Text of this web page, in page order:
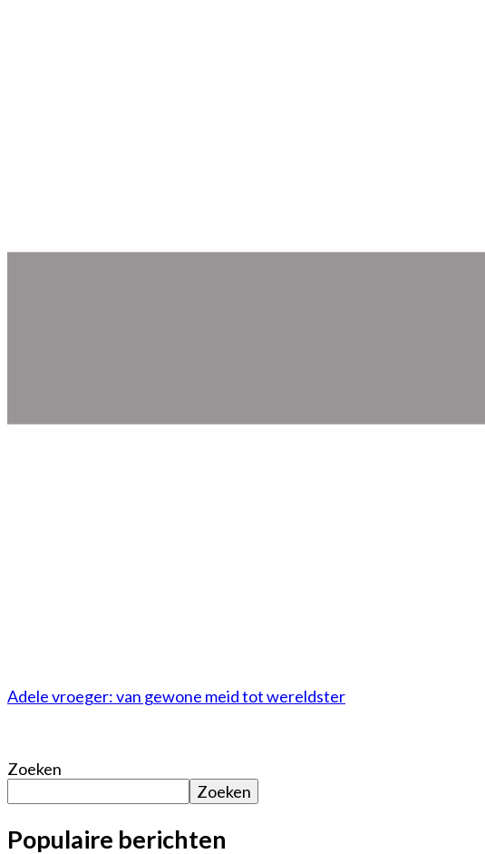
Adele vroeger: van gewone meid tot wereldster
Zoeken
Zoeken
Populaire berichten